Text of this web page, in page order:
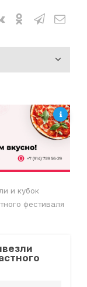
и кубок
фестиваля